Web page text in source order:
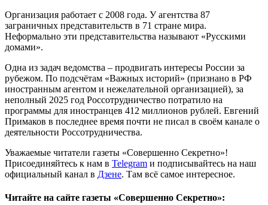
Организация работает с 2008 года. У агентства 87
заграничных представительств в 71 стране мира.
Неформально эти представительства называют «Русскими
домами».
Одна из задач ведомства – продвигать интересы России за
рубежом. По подсчётам «Важных историй» (признано в РФ
иностранным агентом и нежелательной организацией), за
неполный 2025 год Россотрудничество потратило на
программы для иностранцев 412 миллионов рублей. Евгений
Примаков в последнее время почти не писал в своём канале о
деятельности Россотрудничества.
Уважаемые читатели газеты «Совершенно Секретно»!
Присоединяйтесь к нам в Telegram и подписывайтесь на наш
официальный канал в Дзене. Там всё самое интересное.
Читайте на сайте газеты «Совершенно Секретно»: